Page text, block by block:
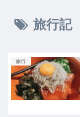
旅行記
旅行